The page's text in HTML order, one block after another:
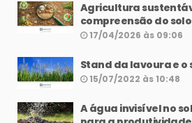
Agricultura
compreensão do solo
17/04/2026 às 09:06
Stand da lavoura e o
15/07/2022 às 10:48
A água invisível no